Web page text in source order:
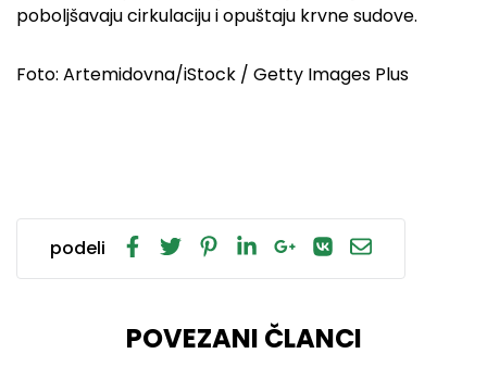
poboljšavaju cirkulaciju i opuštaju krvne sudove.
Foto: Artemidovna/iStock / Getty Images Plus
podeli
POVEZANI ČLANCI